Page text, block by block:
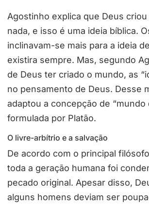
Agostinho explica que Deus
nada, e isso é uma ideia bíblica.
inclinavam-se mais para a ideia
existira sempre. Mas, segundo
de Deus ter criado o mundo, as
no pensamento de Deus. Desse
adaptou a concepção de “mundo
formulada por Platão.
O livre-arbítrio e a salvação
De acordo com o principal
toda a geração humana foi
pecado original. Apesar disso,
alguns homens deviam ser